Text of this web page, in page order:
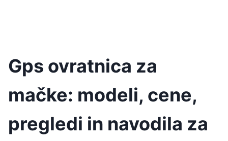
Gps ovratnica za
mačke: modeli, cene,
pregledi in navodila za